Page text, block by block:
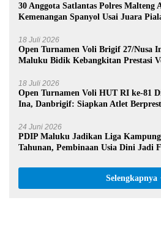
30 Anggota Satlantas Polres Malteng
Kemenangan Spanyol Usai Juara
18 Juli 2026
Open Turnamen Voli Brigif 27/Nusa
Maluku Bidik Kebangkitan Prestasi
18 Juli 2026
Open Turnamen Voli HUT RI ke-81
Ina, Danbrigif: Siapkan Atlet
24 Juni 2026
PDIP Maluku Jadikan Liga
Tahunan, Pembinaan Usia Dini Jadi
Selengkapnya